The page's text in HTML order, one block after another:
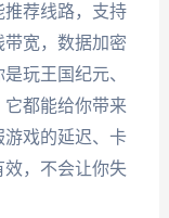
荐线路，支持
宽，数据加密
玩王国纪元、
都能给你带来
戏的延迟、卡
效，不会让你失